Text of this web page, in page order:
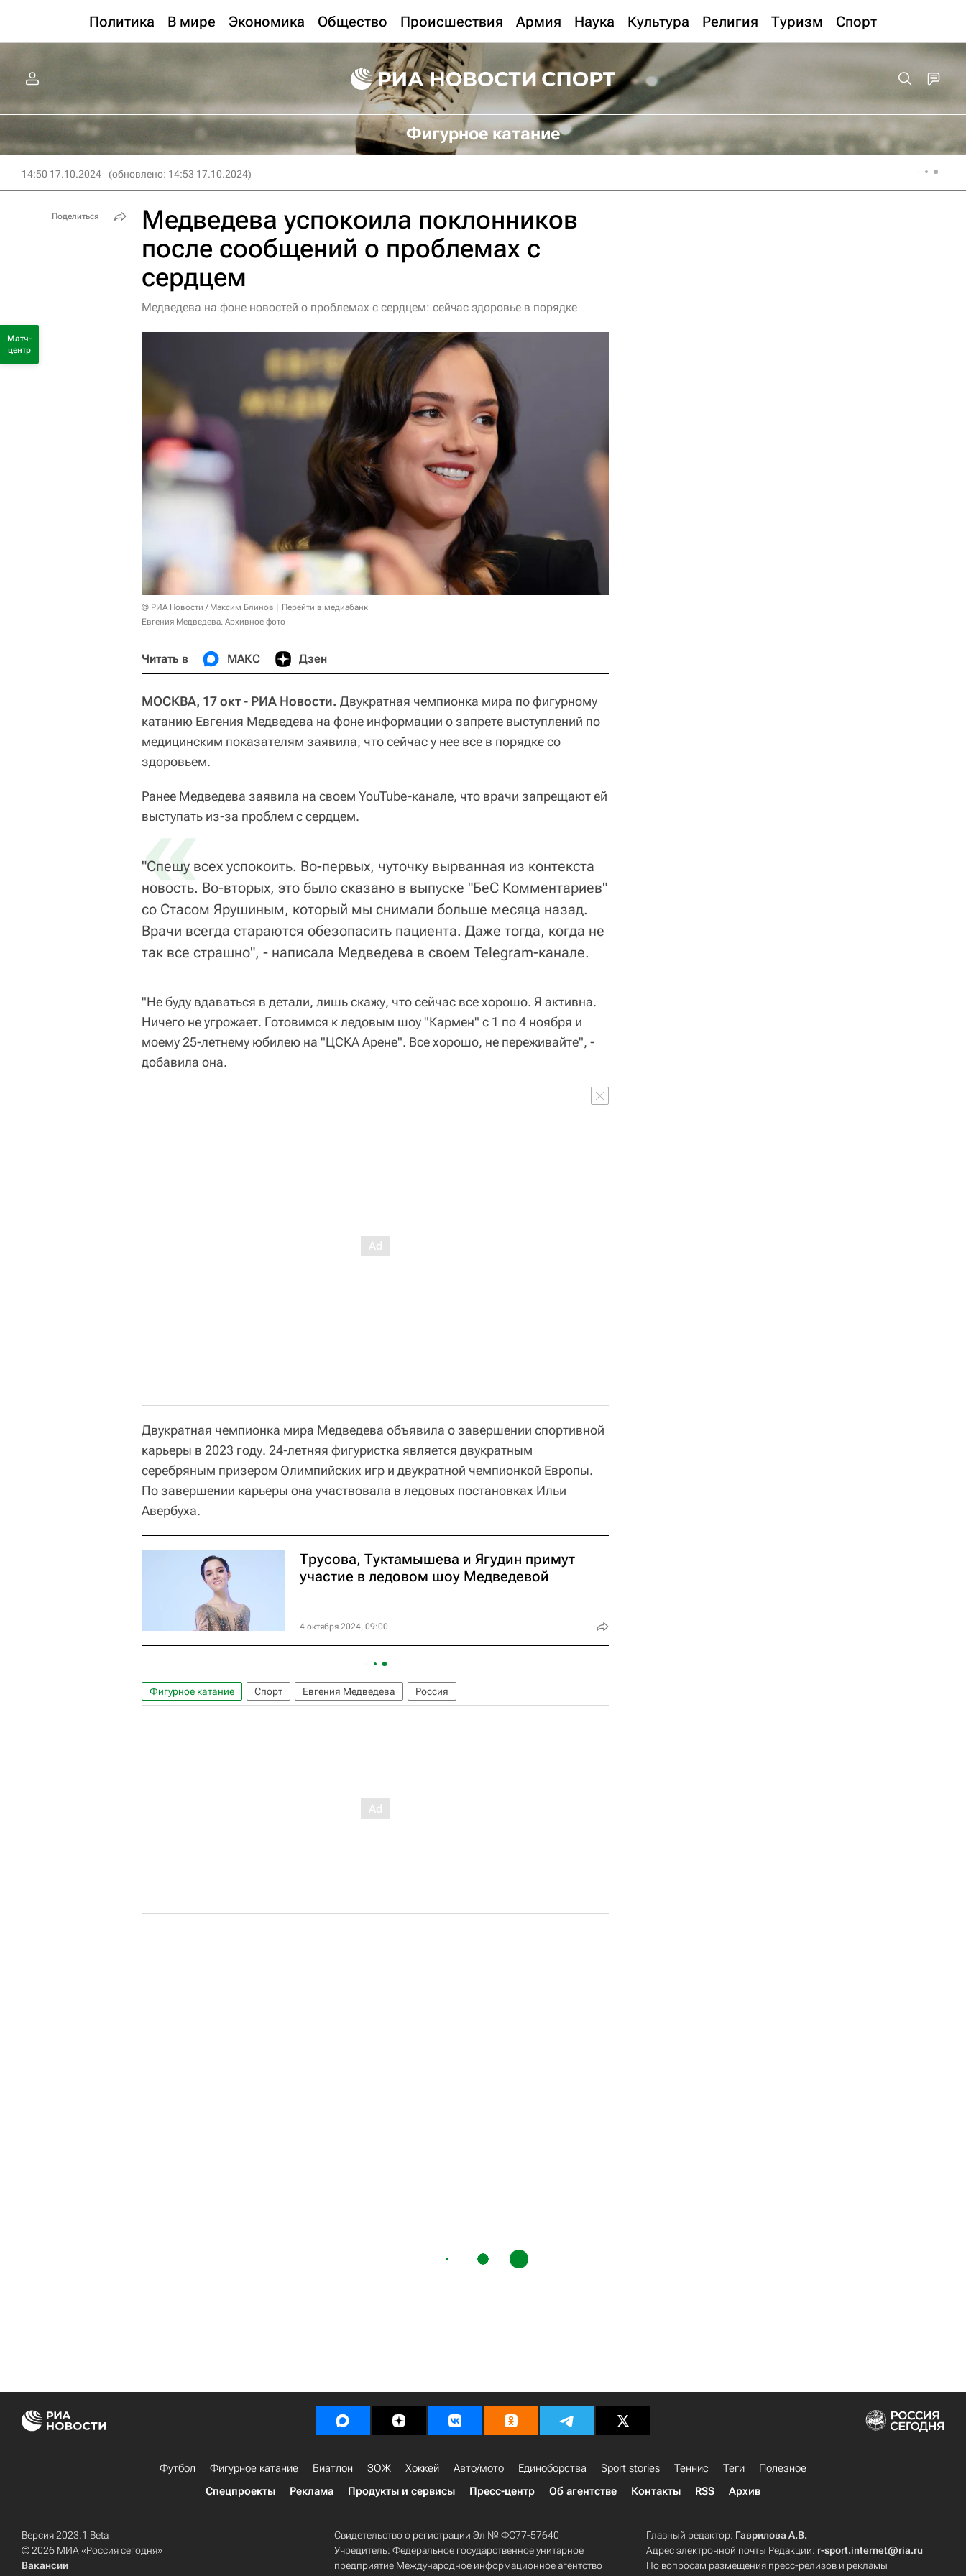
Политика В мире Экономика Общество Происшествия Армия Наука Культура Религия Туризм Спорт
Фигурное катание
14:50 17.10.2024 (обновлено: 14:53 17.10.2024)
Медведева успокоила поклонников
после сообщений о проблемах с
сердцем
Медведева на фоне новостей о проблемах с сердцем: сейчас здоровье в порядке
© РИА Новости / Максим Блинов
Перейти в медиабанк
Евгения Медведева. Архивное фото
Читать в МАКС Дзен
МОСКВА, 17 окт - РИА Новости. Двукратная чемпионка мира по фигурному
катанию Евгения Медведева на фоне информации о запрете выступлений по
медицинским показателям заявила, что сейчас у нее все в порядке со
здоровьем.
Ранее Медведева заявила на своем YouTube-канале, что врачи запрещают ей
выступать из-за проблем с сердцем.
«
"Спешу всех успокоить. Во-первых, чуточку вырванная из контекста
новость. Во-вторых, это было сказано в выпуске "БеС Комментариев"
со Стасом Ярушиным, который мы снимали больше месяца назад.
Врачи всегда стараются обезопасить пациента. Даже тогда, когда не
так все страшно", - написала Медведева в своем Telegram-канале.
"Не буду вдаваться в детали, лишь скажу, что сейчас все хорошо. Я активна.
Ничего не угрожает. Готовимся к ледовым шоу "Кармен" с 1 по 4 ноября и
моему 25-летнему юбилею на "ЦСКА Арене". Все хорошо, не переживайте", -
добавила она.
Двукратная чемпионка мира Медведева объявила о завершении спортивной
карьеры в 2023 году. 24-летняя фигуристка является двукратным
серебряным призером Олимпийских игр и двукратной чемпионкой Европы.
По завершении карьеры она участвовала в ледовых постановках Ильи
Авербуха.
Трусова, Туктамышева и Ягудин примут
участие в ледовом шоу Медведевой
4 октября 2024, 09:00
Фигурное катание Спорт Евгения Медведева Россия
Поделиться
Матч-
центр
Футбол Фигурное катание Биатлон ЗОЖ Хоккей Авто/мото Единоборства Sport stories Теннис Теги
Полезное
Спецпроекты
Реклама Продукты и сервисы Пресс-центр Об агентстве Контакты RSS Архив
Версия 2023.1 Beta
© 2026 МИА «Россия сегодня»
Вакансии
Свидетельство о регистрации Эл № ФС77-57640
Учредитель: Федеральное государственное унитарное
предприятие Международное информационное агентство
Главный редактор: Гаврилова А.В.
Адрес электронной почты Редакции: r-sport.internet@ria.ru
По вопросам размещения пресс-релизов и рекламы